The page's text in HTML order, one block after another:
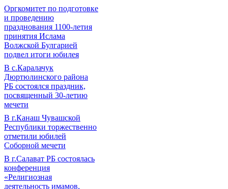
Оргкомитет по подготовке
и проведению
празднования 1100-летия
принятия Ислама
Волжской Булгарией
подвел итоги юбилея
В с.Каралачук
Дюртюлинского района
РБ состоялся праздник,
посвященный 30-летию
мечети
В г.Канаш Чувашской
Республики торжественно
отметили юбилей
Соборной мечети
В г.Салават РБ состоялась
конференция
«Религиозная
деятельность имамов,